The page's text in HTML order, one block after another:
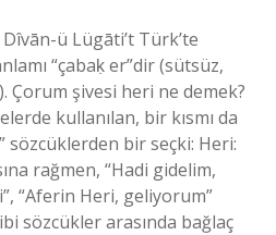
ü Lügāti’t Türk’te
“çabaḳ er”dir (sütsüz,
Çorum şivesi heri ne demek?
kullanılan, bir kısmı da
sözcüklerden bir seçki: Heri:
rağmen, “Hadi gidelim,
“Aferin Heri, geliyorum”
sözcükler arasında bağlaç